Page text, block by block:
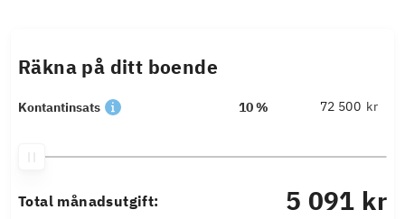
Räkna på ditt boende
Kontantinsats 10 % kr
Total månadsutgift: 5 091 kr